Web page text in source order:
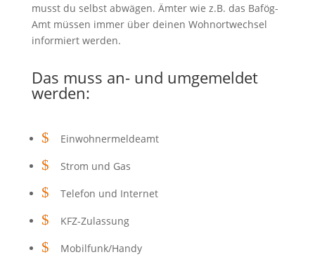
musst du selbst abwägen. Ämter wie z.B. das Bafög-
Amt müssen immer über deinen Wohnortwechsel
informiert werden.
Das muss an- und umgemeldet
werden:
$ Einwohnermeldeamt
$ Strom und Gas
$ Telefon und Internet
$ KFZ-Zulassung
$ Mobilfunk/Handy